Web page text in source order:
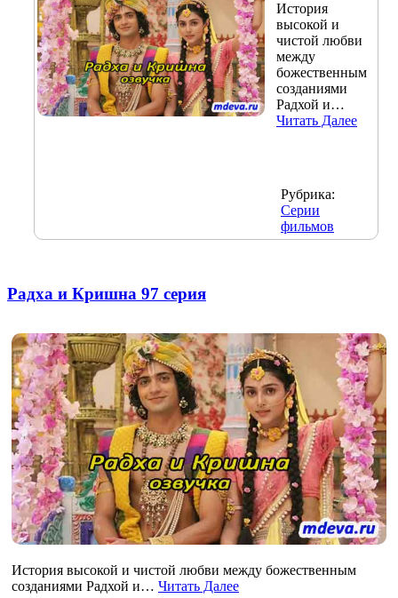
История
высокой и
чистой любви
между
божественным
созданиями
Радхой и…
Читать Далее
Рубрика:
Серии
фильмов
Радха и Кришна 97 серия
История высокой и чистой любви между божественным
созданиями Радхой и… Читать Далее